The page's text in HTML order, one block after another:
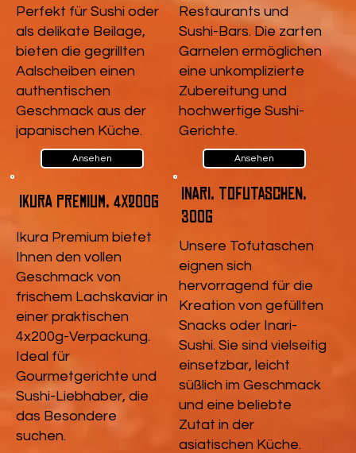
Perfekt für Sushi oder
als delikate Beilage,
bieten die gegrillten
Aalscheiben einen
authentischen
Geschmack aus der
japanischen Küche.
Ansehen
Restaurants und
Sushi-Bars. Die zarten
Garnelen ermöglichen
eine unkomplizierte
Zubereitung und
hochwertige Sushi-
Gerichte.
Ansehen
Ikura Premium, 4x200g
Ikura Premium bietet
Ihnen den vollen
Geschmack von
frischem Lachskaviar in
einer praktischen
4x200g-Verpackung.
Ideal für
Gourmetgerichte und
Sushi-Liebhaber, die
das Besondere
suchen.
Inari, Tofutaschen,
300g
Unsere Tofutaschen
eignen sich
hervorragend für die
Kreation von gefüllten
Snacks oder Inari-
Sushi. Sie sind vielseitig
einsetzbar, leicht
süßlich im Geschmack
und eine beliebte
Zutat in der
asiatischen Küche.